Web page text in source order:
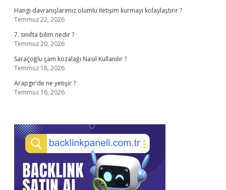
Hangi davranışlarımız olumlu iletişim kurmayı kolaylaştırır ?
Temmuz 22, 2026
7. sınıfta bilim nedir ?
Temmuz 20, 2026
Saraçoğlu çam kozalağı Nasıl Kullanılır ?
Temmuz 18, 2026
Arapgir’de ne yetişir ?
Temmuz 16, 2026